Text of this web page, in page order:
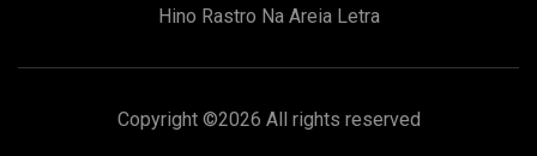
Hino Rastro Na Areia Letra
Copyright ©2026 All rights reserved